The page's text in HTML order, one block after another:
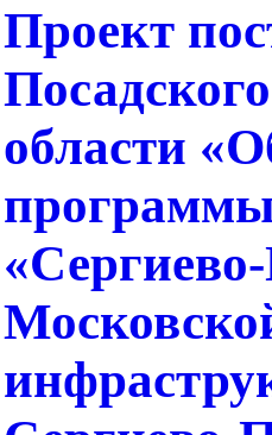
Проект
области